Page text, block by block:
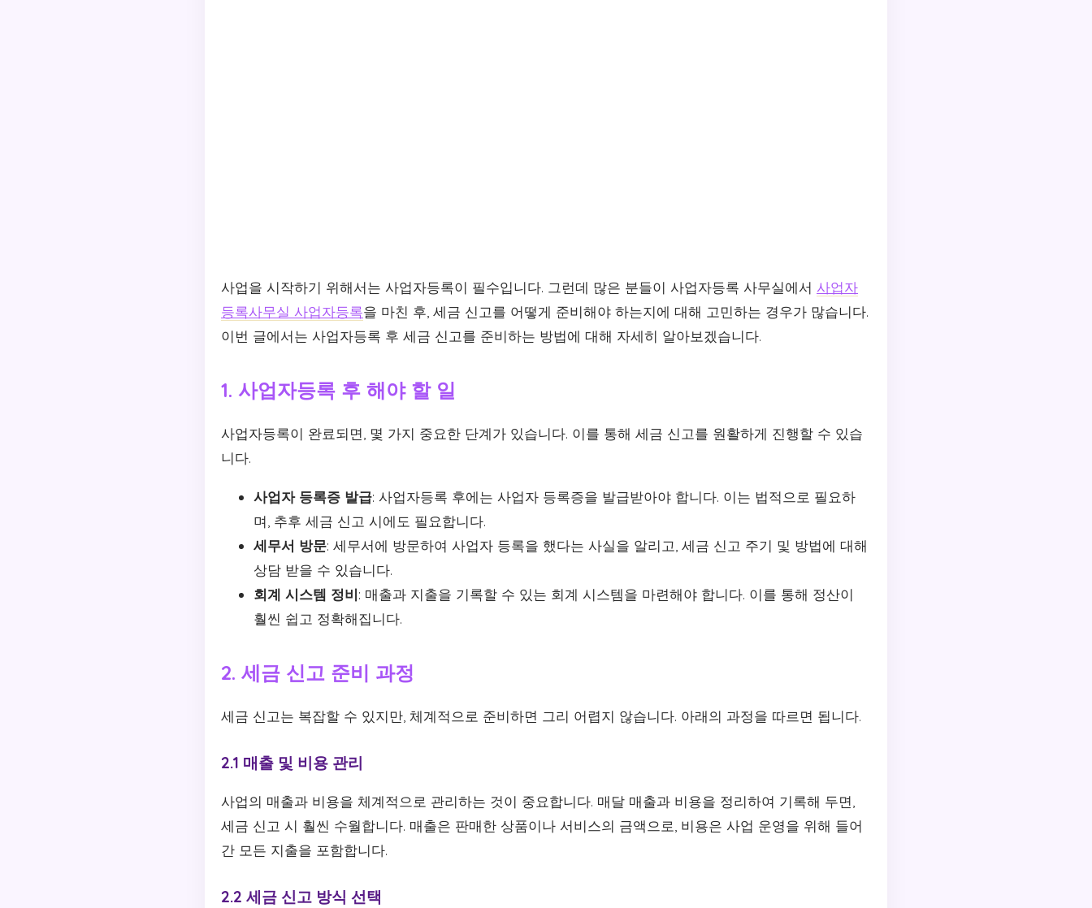
사업을 시작하기 위해서는 사업자등록이 필수입니다. 그런데 많은 분들이 사업자등록 사무실에서 사업자
등록사무실 사업자등록을 마친 후, 세금 신고를 어떻게 준비해야 하는지에 대해 고민하는 경우가 많습니다.
이번 글에서는 사업자등록 후 세금 신고를 준비하는 방법에 대해 자세히 알아보겠습니다.
1. 사업자등록 후 해야 할 일
사업자등록이 완료되면, 몇 가지 중요한 단계가 있습니다. 이를 통해 세금 신고를 원활하게 진행할 수 있습
니다.
사업자 등록증 발급: 사업자등록 후에는 사업자 등록증을 발급받아야 합니다. 이는 법적으로 필요하
며, 추후 세금 신고 시에도 필요합니다.
세무서 방문: 세무서에 방문하여 사업자 등록을 했다는 사실을 알리고, 세금 신고 주기 및 방법에 대해
상담 받을 수 있습니다.
회계 시스템 정비: 매출과 지출을 기록할 수 있는 회계 시스템을 마련해야 합니다. 이를 통해 정산이
훨씬 쉽고 정확해집니다.
2. 세금 신고 준비 과정
세금 신고는 복잡할 수 있지만, 체계적으로 준비하면 그리 어렵지 않습니다. 아래의 과정을 따르면 됩니다.
2.1 매출 및 비용 관리
사업의 매출과 비용을 체계적으로 관리하는 것이 중요합니다. 매달 매출과 비용을 정리하여 기록해 두면,
세금 신고 시 훨씬 수월합니다. 매출은 판매한 상품이나 서비스의 금액으로, 비용은 사업 운영을 위해 들어
간 모든 지출을 포함합니다.
2.2 세금 신고 방식 선택